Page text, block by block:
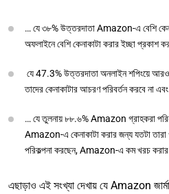
… যে ৩৮% উত্তরদাতা Amazon-এ বেশি
অফলাইনে বেশি কেনাকাটা করার ইচ্ছা প্রকাশ
যে 47.3% উত্তরদাতা অনলাইন শপিংয়ে
তাদের কেনাকাটার আচরণ পরিবর্তন করবে না
… যে তুলনায় ৮৮.৬% Amazon গ্রাহকরা
Amazon-এ কেনাকাটা করার জন্য যতটা
পরিকল্পনা করছেন, Amazon-এ কম খরচ
এছাড়াও এই সংখ্যা দেখায় যে Amazon